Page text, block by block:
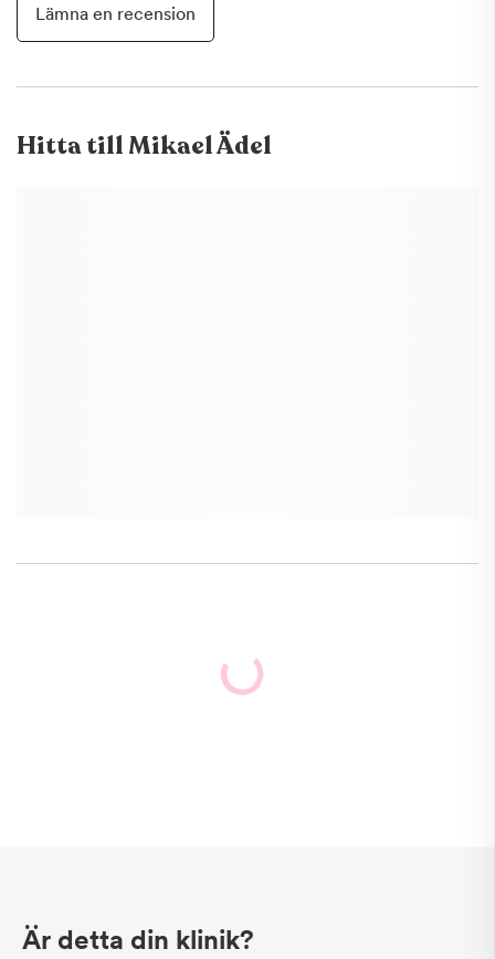
Lämna en recension
Hitta till Mikael Ädel
Är detta din klinik?